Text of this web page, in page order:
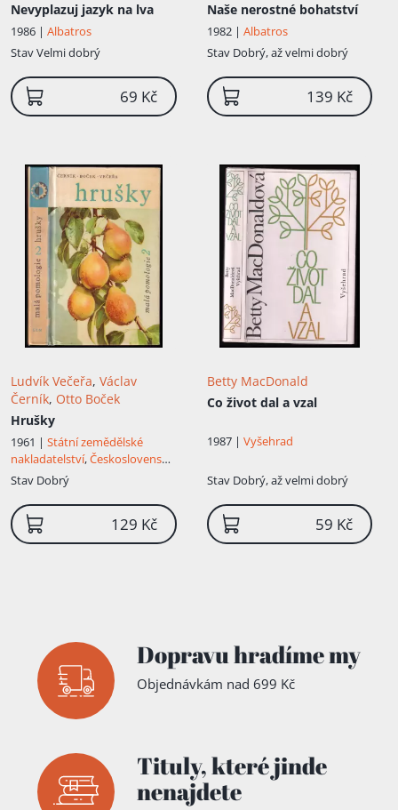
Nevyplazuj jazyk na lva
1986 | Albatros
StavVelmi dobrý
69 Kč
Naše nerostné bohatství
1982 | Albatros
Stav Dobrý, až velmi dobrý
139 Kč
Ludvík Večeřa, Václav
Černík, Otto Boček
Hrušky
1961 | Státní zemědělské
nakladatelství,Československý
svaz zahrádkářů a ovocnářů
Stav Dobrý
129 Kč
Betty MacDonald
Co život dal a vzal
1987 | Vyšehrad
Stav Dobrý, až velmi dobrý
59 Kč
Dopravu hradíme my
Objednávkám nad 699 Kč
Tituly,které jinde
nenajdete